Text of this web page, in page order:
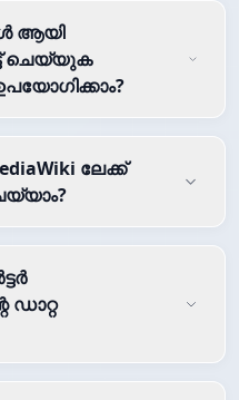
ആയി
ചെയ്യുക
ലേക്ക്